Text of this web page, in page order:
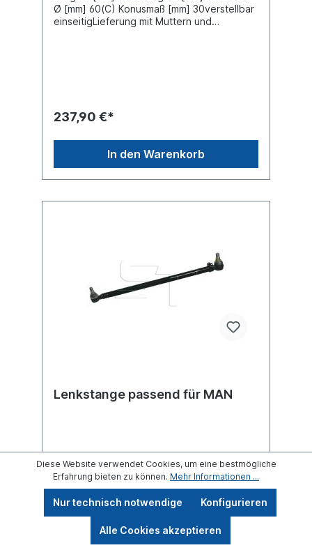
Ø [mm] 60(C) Konusmaß [mm] 30verstellbar
einseitigLieferung mit Muttern und
237,90 €*
In den Warenkorb
Lenkstange passend für MAN
Einbauseite: VorderachseLänge [mm]
860Rohr-Ø [mm] 38Konusmaß [mm]
30verstellbar einseitigLieferung mit Muttern
und SplintZuordnungenNKW -> MAN -> M
2000 L Weitere Informationen finden Sie
unter Anwendung für
Diese Website verwendet Cookies, um eine bestmögliche
Erfahrung bieten zu können. Mehr Informationen ...
Nur technisch notwendige Konfigurieren
Alle Cookies akzeptieren